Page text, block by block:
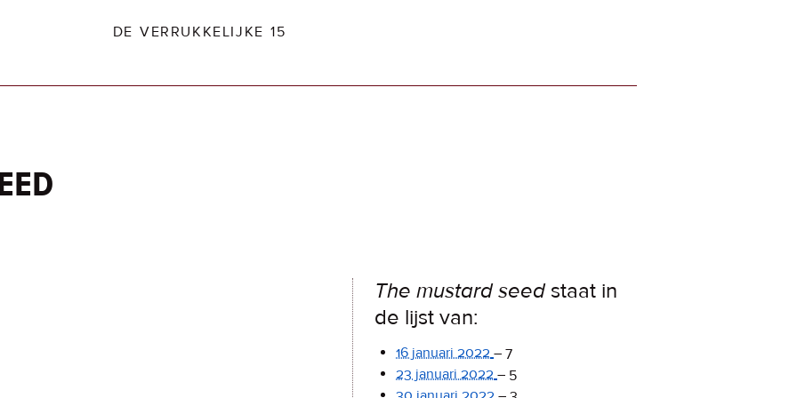
DE VERRUKKELIJKE 15
The mustard seedstaat in
de lijst van:
16 januari 2022 – 7
23 januari 2022 – 5